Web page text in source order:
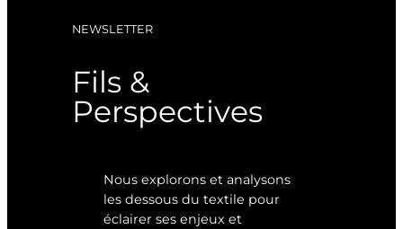
NEWSLETTER
Fils &
Perspectives
Nous explorons et analysons
les dessous du textile pour
éclairer ses enjeux et